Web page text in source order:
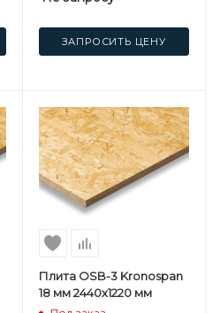
ЗАПРОСИТЬ ЦЕНУ
Плита OSB-3 Kronospan
18 мм 2440х1220 мм